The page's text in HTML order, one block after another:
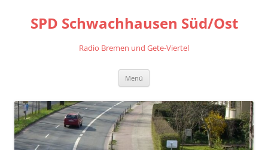
springen
SPD Schwachhausen Süd/Ost
Radio Bremen und Gete-Viertel
Menü